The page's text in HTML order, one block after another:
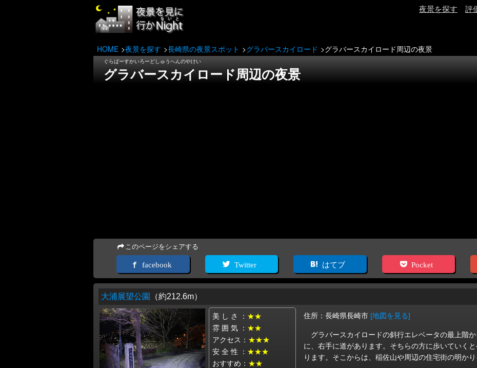
夜景を探す 評
HOME 夜景を探す 長崎県の夜景スポット グラバースカイロード グラバースカイロード周辺の夜景
ぐらばーすかいろーどしゅうへんのやけい
グラバースカイロード周辺の夜景
このページをシェアする
facebook Twitter はてブ Pocket
大浦展望公園 （約212.6m）
美 し さ ： ★★
雰 囲 気 ： ★★
アクセス： ★★★
安 全 性 ： ★★★
おすすめ： ★★
住所：長崎県長崎市 [地図を見る]
グラバースカイロードの斜行エレベータの最上階
に、右手に道があります。そちらの方に歩いていく
ります。そこからは、稲佐山や周辺の住宅街の明かり